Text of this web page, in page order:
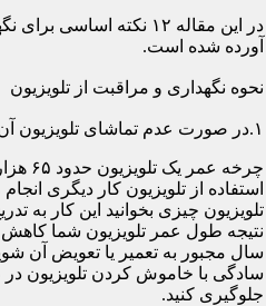
در این مقاله ۱۲ نکته
آورده شده است.
نحوه نگهداری و مراقبت از تلویزیون
۱.در صورت عدم تماشای تلویزیون آن را خاموش کنید
چرخه
استفاده از تلویزیون کار دیگری
تلویزیون چیزی بخوانید این کار به
سال مجبور به تعمیر یا تعویض آن
سادگی با خاموش کردن تلویزیون در
جلوگیری کنید.